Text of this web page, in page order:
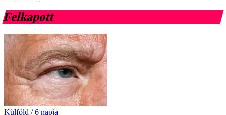
Felkapott
Külföld / 6 napja